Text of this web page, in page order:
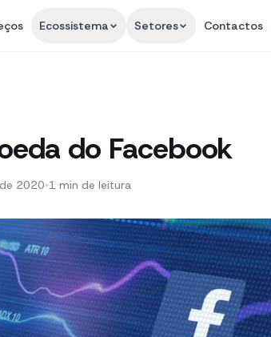
Ecossistema Setores Contactos
do Facebook
2020•1 min de leitura